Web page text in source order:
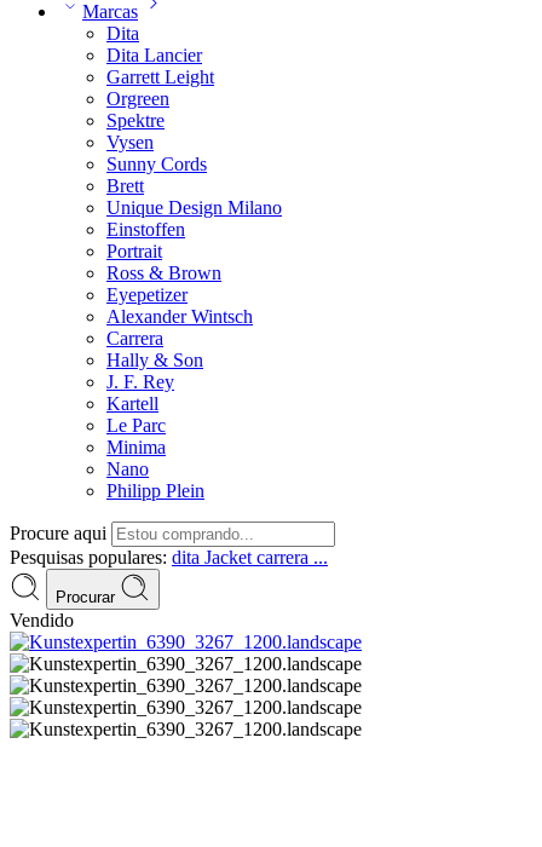
Marcas
Dita
Dita Lancier
Garrett Leight
Orgreen
Spektre
Vysen
Sunny Cords
Brett
Unique Design Milano
Einstoffen
Portrait
Ross & Brown
Eyepetizer
Alexander Wintsch
Carrera
Hally & Son
J. F. Rey
Kartell
Le Parc
Minima
Nano
Philipp Plein
Procure aqui
Pesquisas populares: dita Jacket carrera ...
Procurar
Vendido